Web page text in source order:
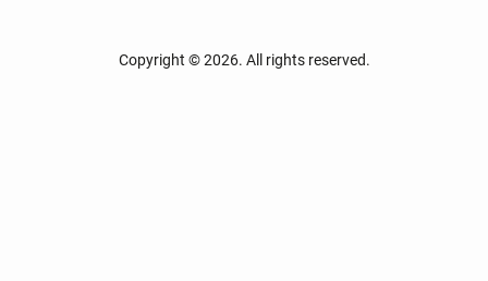
Copyright © 2026. All rights reserved.